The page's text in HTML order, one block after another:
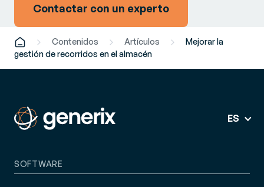
Contactar con un experto
Contenidos Artículos
Mejorar la
gestión de recorridos en el almacén
ES
SOFTWARE